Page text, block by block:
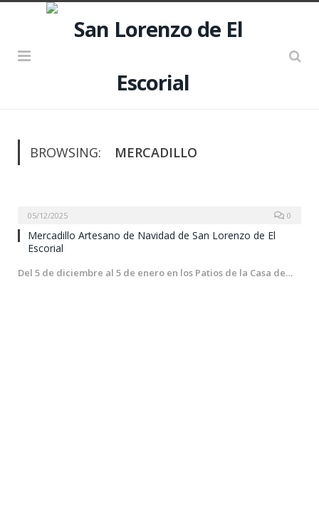
BROWSING: MERCADILLO
05/12/2025 0
Mercadillo Artesano de Navidad de San Lorenzo de El
Escorial
Del 5 de diciembre al 5 de enero en los Patios de la Casa de…